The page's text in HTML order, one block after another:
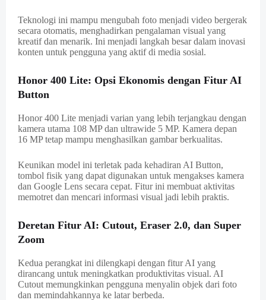
Teknologi ini mampu mengubah foto menjadi video bergerak
secara otomatis, menghadirkan pengalaman visual yang
kreatif dan menarik. Ini menjadi langkah besar dalam inovasi
konten untuk pengguna yang aktif di media sosial.
Honor 400 Lite: Opsi Ekonomis dengan Fitur AI
Button
Honor 400 Lite menjadi varian yang lebih terjangkau dengan
kamera utama 108 MP dan ultrawide 5 MP. Kamera depan
16 MP tetap mampu menghasilkan gambar berkualitas.
Keunikan model ini terletak pada kehadiran AI Button,
tombol fisik yang dapat digunakan untuk mengakses kamera
dan Google Lens secara cepat. Fitur ini membuat aktivitas
memotret dan mencari informasi visual jadi lebih praktis.
Deretan Fitur AI: Cutout, Eraser 2.0, dan Super
Zoom
Kedua perangkat ini dilengkapi dengan fitur AI yang
dirancang untuk meningkatkan produktivitas visual. AI
Cutout memungkinkan pengguna menyalin objek dari foto
dan memindahkannya ke latar berbeda.